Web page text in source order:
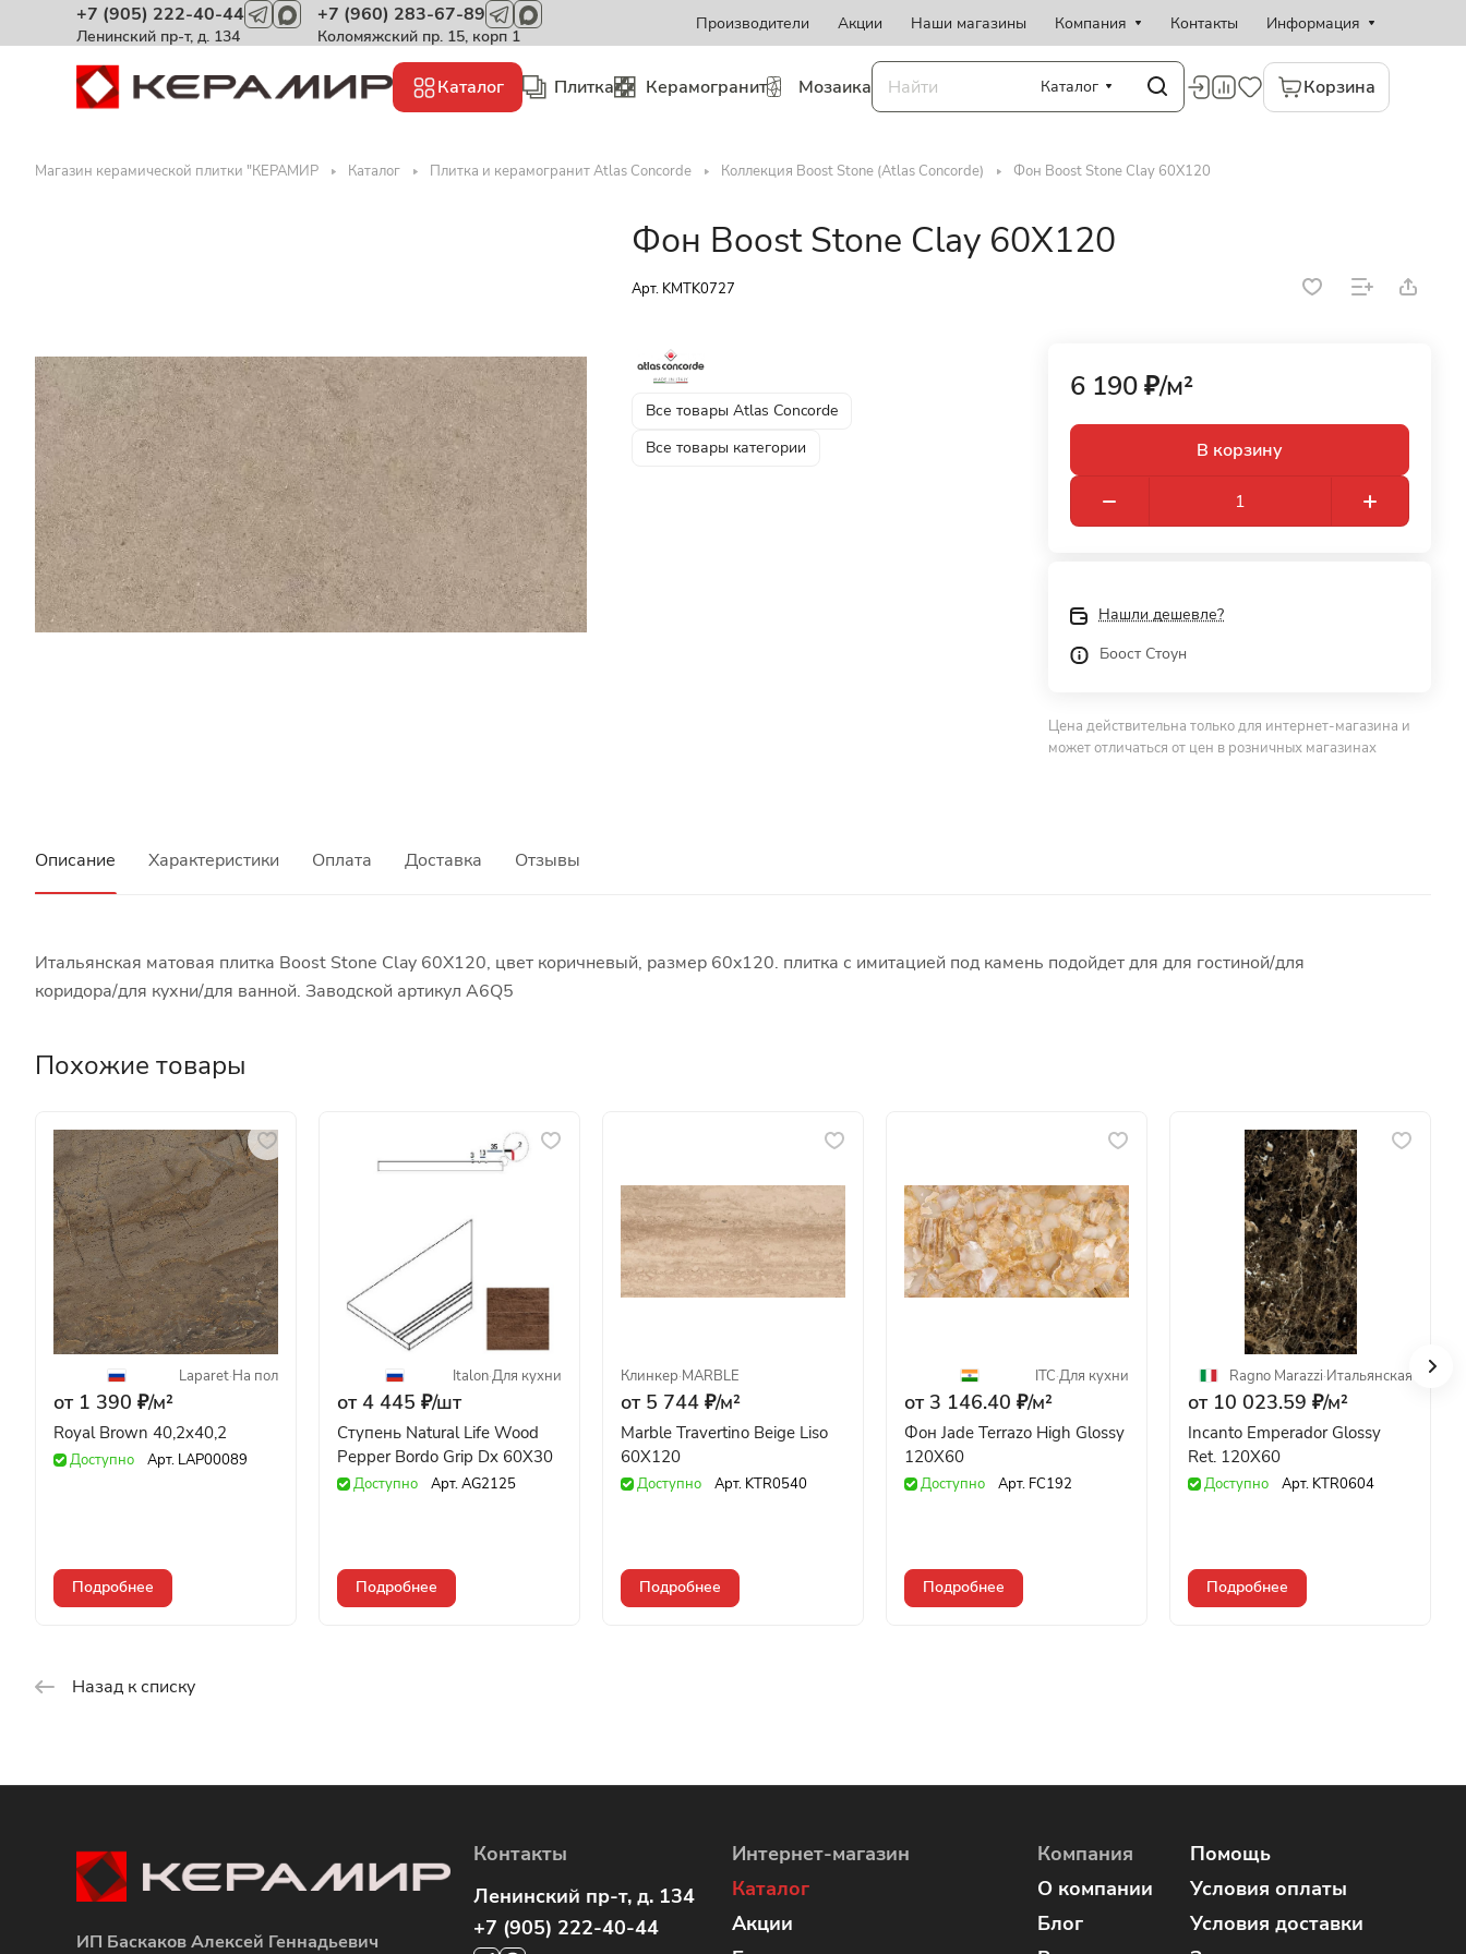
+7 (905) 222-40-44
Ленинский пр-т, д. 134
+7 (960) 283-67-89
Коломяжский пр. 15, корп 1
Производители Акции Наши магазины Компания Контакты Информация
Каталог Плитка Керамогранит Мозаика Каталог Корзина
Магазин керамической плитки "КЕРАМИР Каталог Плитка и керамогранит Atlas Concorde Коллекция Boost Stone (Atlas Concorde) Фон Boost Stone Clay 60X120
Фон Boost Stone Clay 60X120
Арт. KMTK0727
Все товары Atlas Concorde
Все товары категории
6 190 ₽/м²
В корзину
Нашли дешевле?
Боост Стоун
Цена действительна только для интернет-магазина и
может отличаться от цен в розничных магазинах
Описание Характеристики Оплата Доставка Отзывы
Итальянская матовая плитка Boost Stone Clay 60X120, цвет коричневый, размер 60x120. плитка с имитацией под камень подойдет для для гостиной/для
коридора/для кухни/для ванной. Заводской артикул A6Q5
Похожие товары
Laparet·На пол
от 1 390 ₽/м²
Royal Brown 40,2x40,2
Доступно Арт. LAP00089
Подробнее
Italon·Для кухни
от 4 445 ₽/шт
Ступень Natural Life Wood
Pepper Bordo Grip Dx 60X30
Доступно Арт.AG2125
Подробнее
Клинкер·MARBLE
от 5 744 ₽/м²
Marble Travertino Beige Liso
60X120
Доступно Арт. KTR0540
Подробнее
ITC·Для кухни
от 3 146.40 ₽/м²
Фон Jade Terrazo High Glossy
120X60
Доступно Арт. FC192
Подробнее
Ragno Marazzi·Итальянская
от 10 023.59 ₽/м²
Incanto Emperador Glossy
Ret. 120X60
Доступно Арт. KTR0604
Подробнее
Назад к списку
ИП Баскаков Алексей Геннадьевич
Контакты
Ленинский пр-т, д. 134
+7 (905) 222-40-44
Интернет-магазин
Каталог
Акции
Компания
О компании
Блог
Помощь
Условия оплаты
Условия доставки